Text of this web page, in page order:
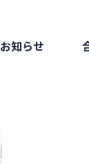
お知らせ